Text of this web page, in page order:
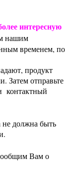
интересную
нашим
временем, по
продукт
Затем отправьте
контактный
должна быть
Вам о